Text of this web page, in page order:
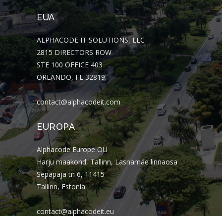
EUA
ALPHACODE IT SOLUTIONS, LLC
2815 DIRECTORS ROW
STE 100 OFFICE 403
ORLANDO, FL 32819
contact@alphacodeit.com
EUROPA
Alphacode Europe OÜ
Harju maakond, Tallinn, Lasnamäe linnaosa
Sepapaja tn 6, 11415
Tallinn, Estonia
contact@alphacodeit.eu